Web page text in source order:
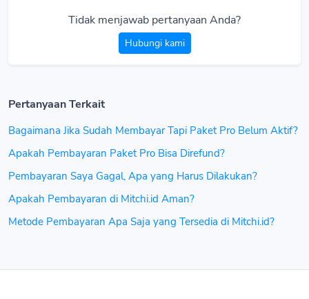
Tidak menjawab pertanyaan Anda?
Hubungi kami
Pertanyaan Terkait
Bagaimana Jika Sudah Membayar Tapi Paket Pro Belum Aktif?
Apakah Pembayaran Paket Pro Bisa Direfund?
Pembayaran Saya Gagal, Apa yang Harus Dilakukan?
Apakah Pembayaran di Mitchi.id Aman?
Metode Pembayaran Apa Saja yang Tersedia di Mitchi.id?